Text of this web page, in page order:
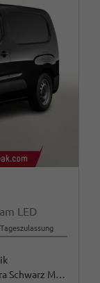
LED
Perla Nera Schwarz Metallic